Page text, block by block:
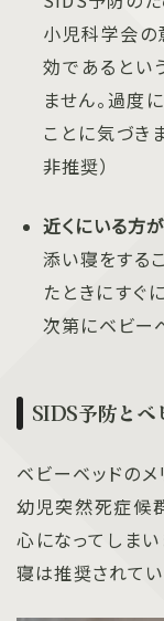
小児科学会の
効であるとい
ません。過度
ことに気づき
非推奨）
近くにいる方
添い寝をする
たときにすぐ
次第にベビー
SIDS予防とベ
ベビーベッドの
幼児突然死症候
心になってしま
寝は推奨されてい